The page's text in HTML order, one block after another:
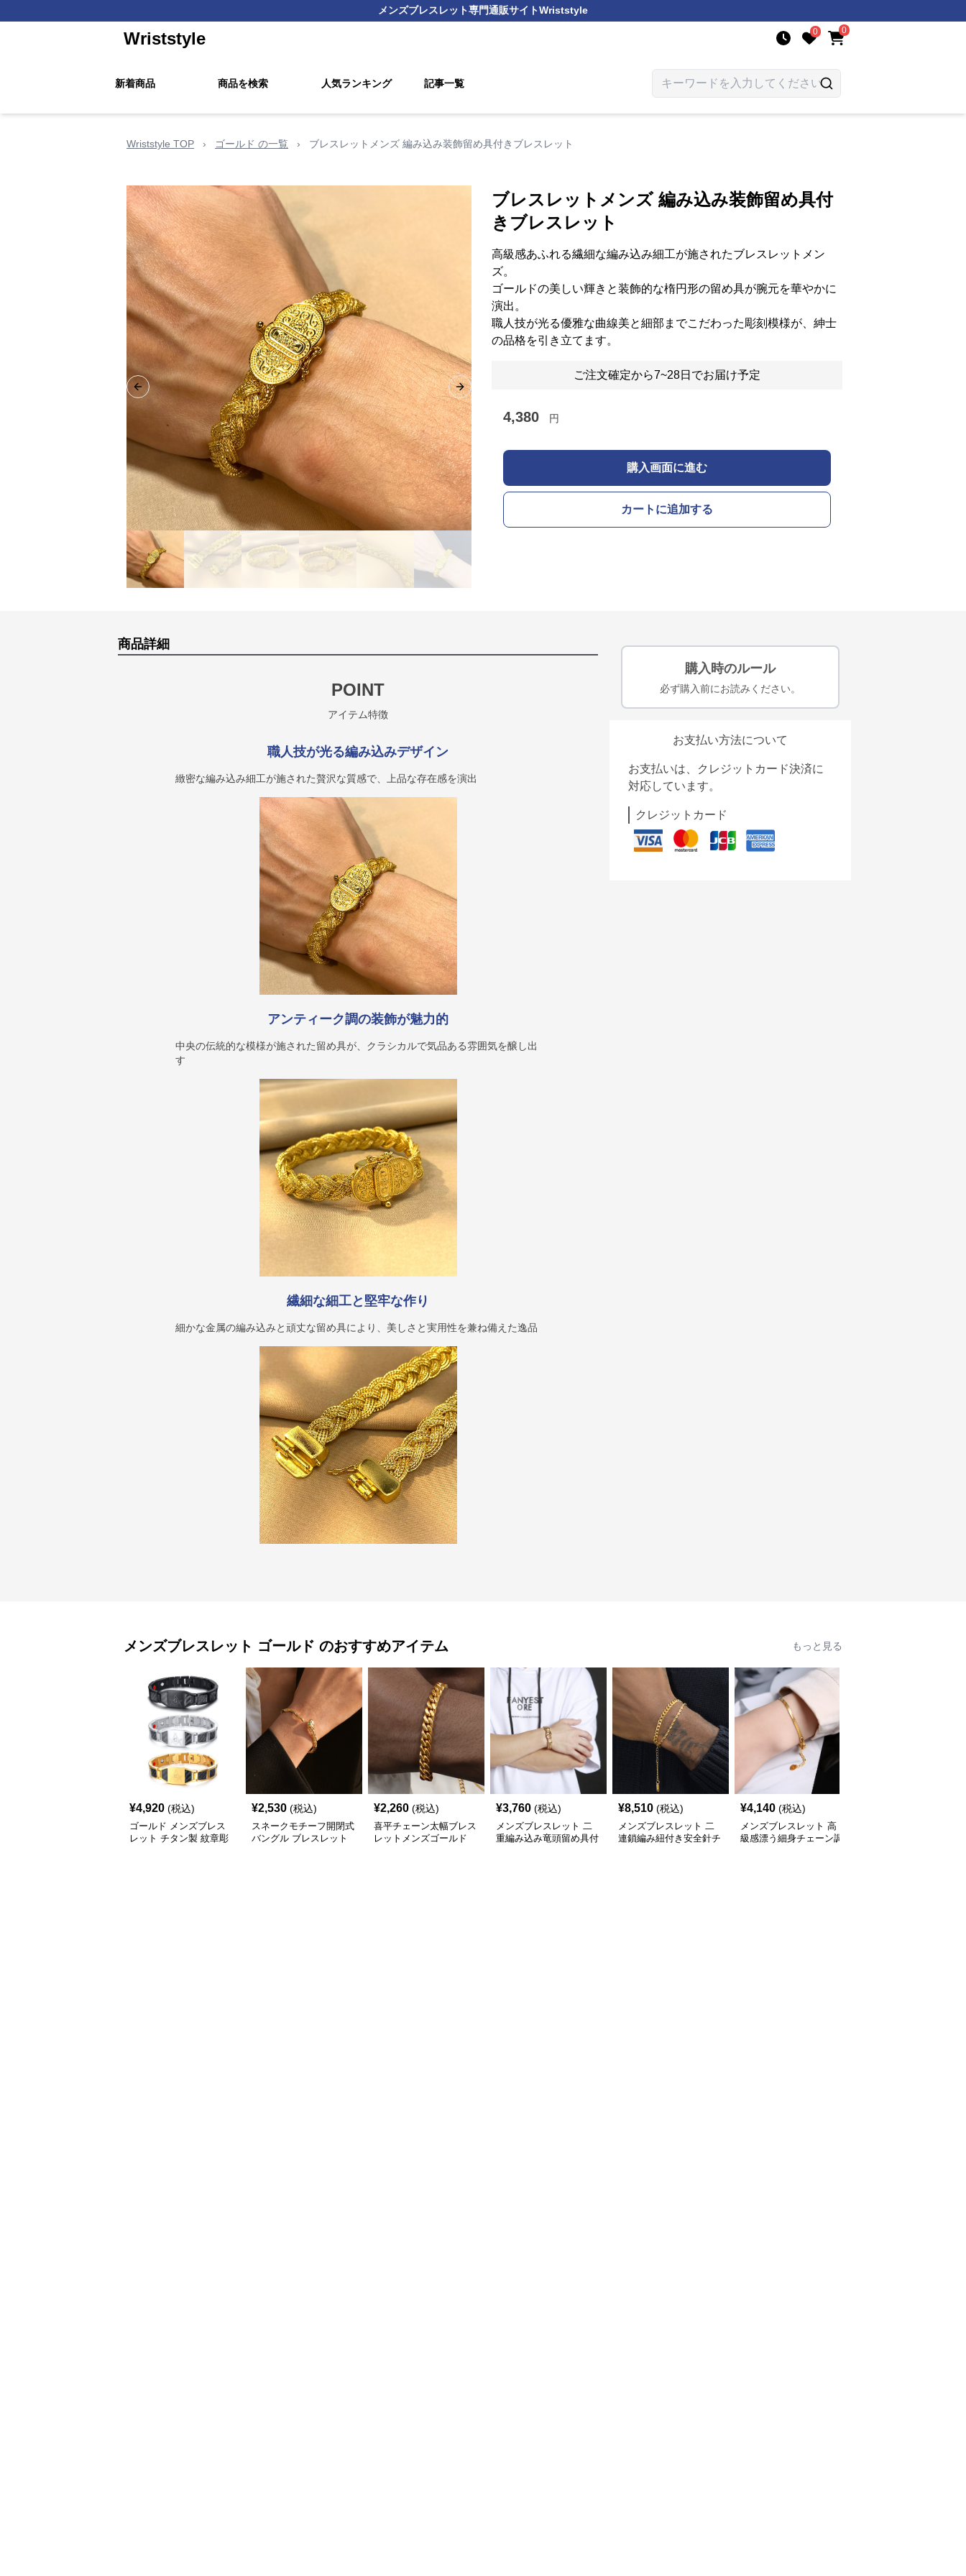
メンズブレスレット専門通販サイトWriststyle
Wriststyle 0 0
新着商品 商品を検索 人気ランキング 記事一覧
Wriststyle TOP › ゴールド の一覧 › ブレスレットメンズ 編み込み装飾留め具付きブレスレット
Previous slide Next slide
ブレスレットメンズ 編み込み装飾留め具付
きブレスレット
高級感あふれる繊細な編み込み細工が施されたブレスレットメン
ズ。
ゴールドの美しい輝きと装飾的な楕円形の留め具が腕元を華やかに
演出。
職人技が光る優雅な曲線美と細部までこだわった彫刻模様が、紳士
の品格を引き立てます。
ご注文確定から7~28日でお届け予定
4,380 円
購入画面に進む
カートに追加する
商品詳細
POINT
アイテム特徴
職人技が光る編み込みデザイン
緻密な編み込み細工が施された贅沢な質感で、上品な存在感を演出
アンティーク調の装飾が魅力的
中央の伝統的な模様が施された留め具が、クラシカルで気品ある雰囲気を醸し出
す
繊細な細工と堅牢な作り
細かな金属の編み込みと頑丈な留め具により、美しさと実用性を兼ね備えた逸品
購入時のルール
必ず購入前にお読みください。
お支払い方法について
お支払いは、クレジットカード決済に
対応しています。
クレジットカード
メンズブレスレット ゴールド のおすすめアイテム もっと見る
¥4,920 (税込)
ゴールド メンズブレス
レット チタン製 紋章彫
¥2,530 (税込)
スネークモチーフ開閉式
バングル ブレスレット
¥2,260 (税込)
喜平チェーン太幅ブレス
レットメンズゴールド
¥3,760 (税込)
メンズブレスレット 二
重編み込み竜頭留め具付
¥8,510 (税込)
メンズブレスレット 二
連鎖編み紐付き安全針チ
¥4,140 (税込)
メンズブレスレット 高
級感漂う細身チェーン調